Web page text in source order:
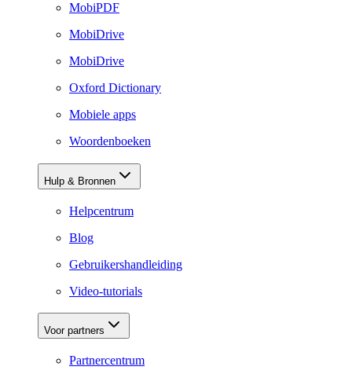
MobiPDF
MobiDrive
MobiDrive
Oxford Dictionary
Mobiele apps
Woordenboeken
Hulp & Bronnen
Helpcentrum
Blog
Gebruikershandleiding
Video-tutorials
Voor partners
Partnercentrum